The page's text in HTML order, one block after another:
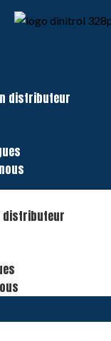
distributeur
distributeur